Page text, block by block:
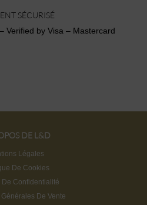
SÉCURISÉ
Verified by Visa – Mastercard
DE L&D
Légales
De Cookies
De Confidentialité
De Vente